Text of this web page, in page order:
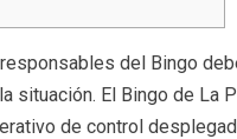
del Bingo
situación. El Bingo de La
de control